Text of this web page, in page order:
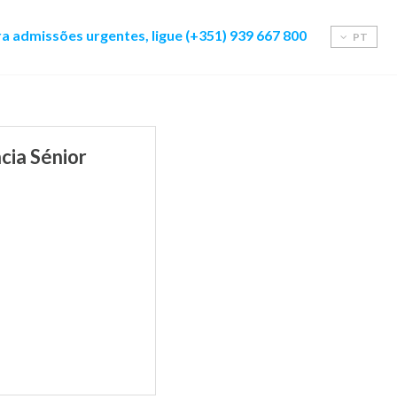
PT
admissões urgentes, ligue (+351) 939 667 800
Sénior